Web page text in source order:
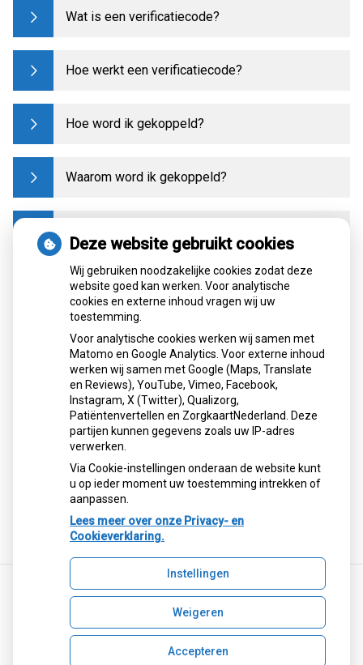
Wat is een verificatiecode?
Hoe werkt een verificatiecode?
Hoe word ik gekoppeld?
Waarom word ik gekoppeld?
kind, vader of moeder?
Ik ben van apotheek gewisseld, wat nu?
Foutmelding
Ik krijg een foutmelding, wat nu?
De app werkt niet, wat nu?
Ik kan de app niet vinden in de app store
Uw Zorg Online|Beheer
Privacy verklaring
Deze website gebruikt cookies
Wij gebruiken noodzakelijke cookies zodat deze
website goed kan werken. Voor analytische
cookies en externe inhoud vragen wij uw
toestemming.
Voor analytische cookies werken wij samen met
Matomo en Google Analytics. Voor externe inhoud
werken wij samen met Google (Maps, Translate
en Reviews), YouTube, Vimeo, Facebook,
Instagram, X (Twitter), Qualizorg,
Patiëntenvertellen en ZorgkaartNederland. Deze
partijen kunnen gegevens zoals uw IP-adres
verwerken.
Via Cookie-instellingen onderaan de website kunt
u op ieder moment uw toestemming intrekken of
aanpassen.
Lees meer over onze Privacy- en
Cookieverklaring.
Instellingen
Weigeren
Accepteren